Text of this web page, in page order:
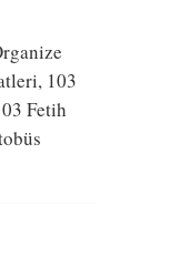
103
Fetih